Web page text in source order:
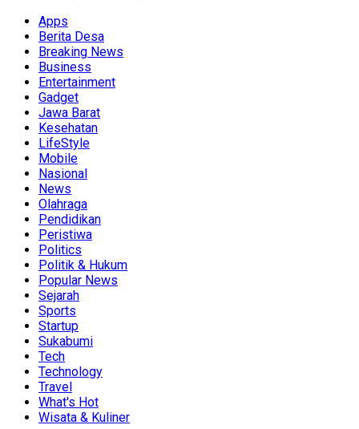
Apps
Berita Desa
Breaking News
Business
Entertainment
Gadget
Jawa Barat
Kesehatan
LifeStyle
Mobile
Nasional
News
Olahraga
Pendidikan
Peristiwa
Politics
Politik & Hukum
Popular News
Sejarah
Sports
Startup
Sukabumi
Tech
Technology
Travel
What's Hot
Wisata & Kuliner